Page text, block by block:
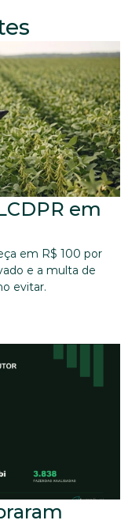
em
em R$ 100 por
e a multa de
evitar.